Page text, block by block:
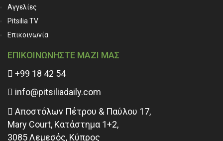
Αγγελίες
Pitsilia TV
Επικοινωνία
ΕΠΙΚΟΙΝΩΝΗΣΤΕ ΜΑΖΙ ΜΑΣ
+99 18 42 54
info@pitsiliadaily.com
Αποστόλων Πέτρου & Παύλου 17,
Mary Court, Κατάστημα 1+2,
3085 Λεμεσός, Κύπρος